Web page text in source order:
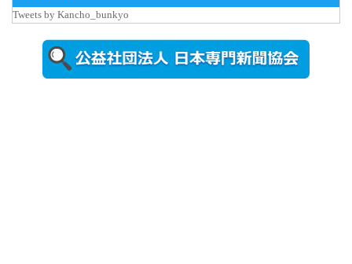
2026年8月5日
更新
農工大で大
Tweets by Kancho_bunkyo